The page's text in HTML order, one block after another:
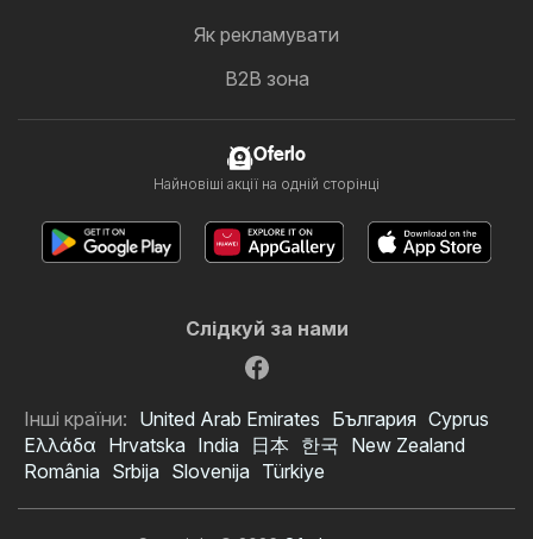
Як рекламувати
B2B зона
Oferlo
Найновіші акції на одній сторінці
Слідкуй за нами
Інші країни: United Arab Emirates България Cyprus
Ελλάδα Hrvatska India 日本 한국 New Zealand
România Srbija Slovenija Türkiye